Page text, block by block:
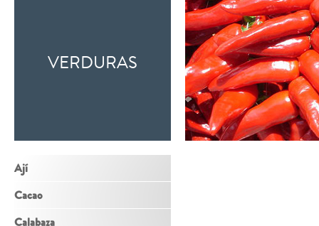
VERDURAS
Ají
Cacao
Calabaza